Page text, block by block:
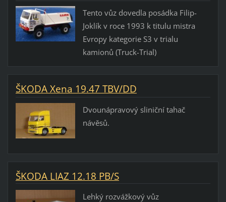
Tento vůz dovedla posádka Filip-
Joklík v roce 1993 k titulu mistra
Evropy kategorie S3 v trialu
kamionů (Truck-Trial)
ŠKODA Xena 19.47 TBV/DD
Dvounápravový sliniční tahač
návěsů.
ŠKODA LIAZ 12.18 PB/S
Lehký rozvážkový vůz